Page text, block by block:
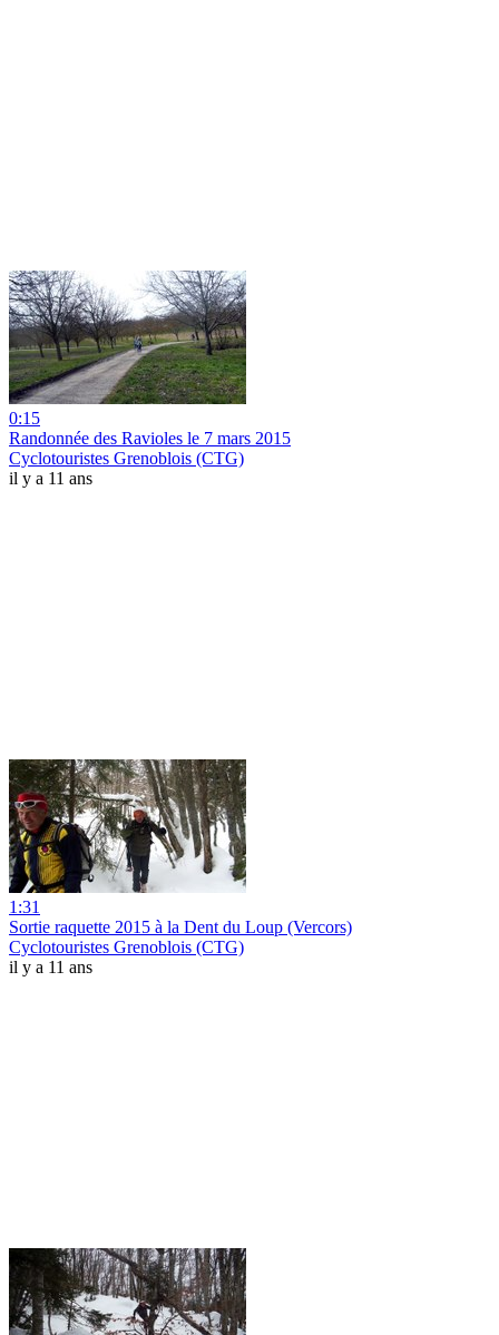
0:15
Randonnée des Ravioles le 7 mars 2015
Cyclotouristes Grenoblois (CTG)
il y a 11 ans
1:31
Sortie raquette 2015 à la Dent du Loup (Vercors)
Cyclotouristes Grenoblois (CTG)
il y a 11 ans